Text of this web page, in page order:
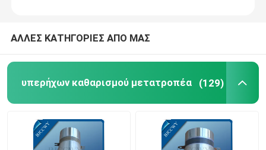
Υπερηχητικός μετατροπέας ομορφιάς
Υπερηχητική σύνθετη αντίσταση
ΑΛΛΕΣ ΚΑΤΗΓΟΡΙΕΣ ΑΠΟ ΜΑΣ
υπερήχων καθαρισμού μετατροπέα (129)